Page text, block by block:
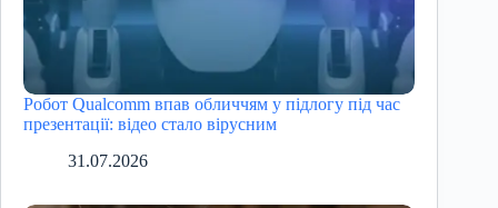
Робот Qualcomm впав обличчям у підлогу під час
презентації: відео стало вірусним
31.07.2026